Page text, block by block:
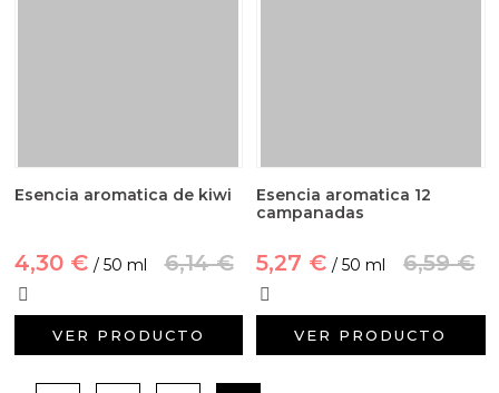
Esencia aromatica de kiwi
4,30 € / 50 ml 6,14 €
VER PRODUCTO
Esencia aromatica 12
campanadas
5,27 € / 50 ml 6,59 €
VER PRODUCTO